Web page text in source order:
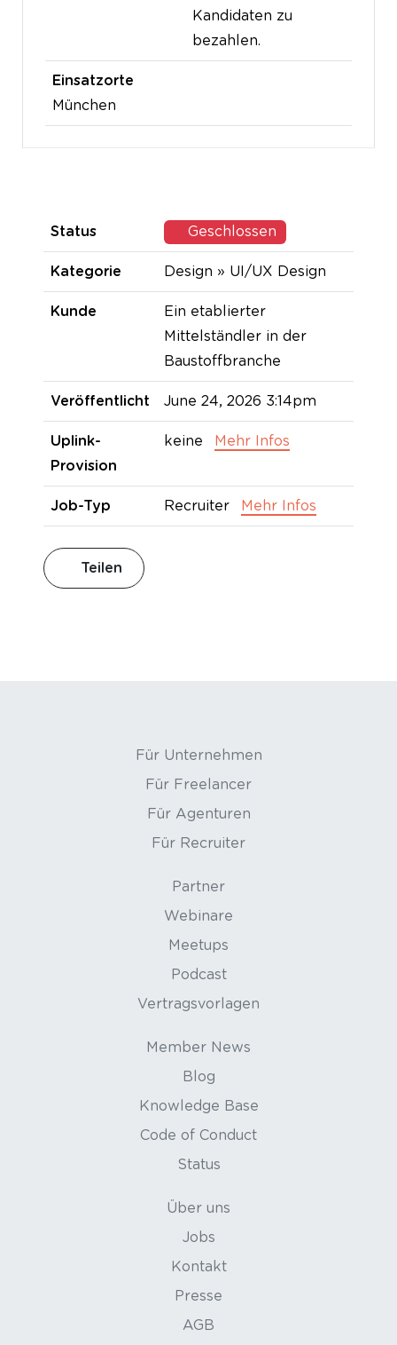
Kandidaten zu
bezahlen.
Einsatzorte
München
Status Geschlossen
Kategorie Design » UI/UX Design
Kunde
Ein etablierter
Mittelständler in der
Baustoffbranche
Veröffentlicht June 24, 2026 3:14pm
Uplink-
Provision
keine Mehr Infos
Job-Typ Recruiter Mehr Infos
Teilen
Für Unternehmen
Für Freelancer
Für Agenturen
Für Recruiter
Partner
Webinare
Meetups
Podcast
Vertragsvorlagen
Member News
Blog
Knowledge Base
Code of Conduct
Status
Über uns
Jobs
Kontakt
Presse
AGB